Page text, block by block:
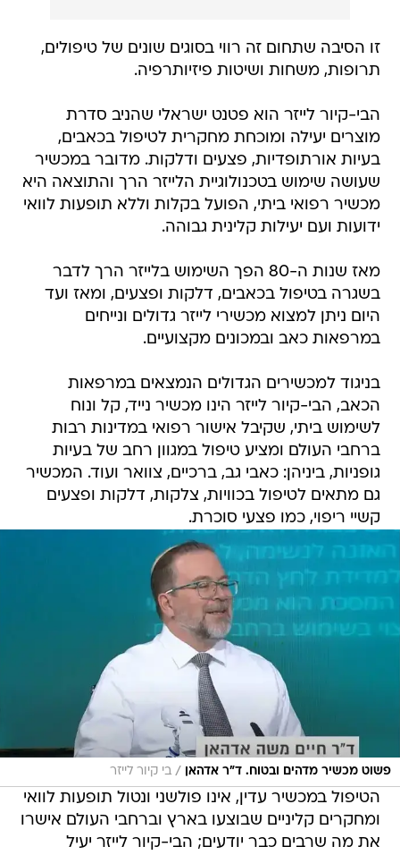
זו הסיבה שתחום זה רווי בסוגים שונים של טיפולים,
תרופות, משחות ושיטות פיזיותרפיה.
הבי-קיור לייזר הוא פטנט ישראלי שהניב סדרת
מוצרים יעילה ומוכחת מחקרית לטיפול בכאבים,
בעיות אורתופדיות, פצעים ודלקות. מדובר במכשיר
שעושה שימוש בטכנולוגיית הלייזר הרך והתוצאה היא
מכשיר רפואי ביתי, הפועל בקלות וללא תופעות לוואי
ידועות ועם יעילות קלינית גבוהה.
מאז שנות ה-80 הפך השימוש בלייזר הרך לדבר
בשגרה בטיפול בכאבים, דלקות ופצעים, ומאז ועד
היום ניתן למצוא מכשירי לייזר גדולים ונייחים
במרפאות כאב ובמכונים מקצועיים.
בניגוד למכשירים הגדולים הנמצאים במרפאות
הכאב, הבי-קיור לייזר הינו מכשיר נייד, קל ונוח
לשימוש ביתי, שקיבל אישור רפואי במדינות רבות
ברחבי העולם ומציע טיפול במגוון רחב של בעיות
גופניות, ביניהן: כאבי גב, ברכיים, צוואר ועוד. המכשיר
גם מתאים לטיפול בכוויות, צלקות, דלקות ופצעים
קשיי ריפוי, כמו פצעי סוכרת.
פשוט מכשיר מדהים ובטוח. ד"ר אדהאן / בי קיור לייזר
הטיפול במכשיר עדין, אינו פולשני ונטול תופעות לוואי
ומחקרים קליניים שבוצעו בארץ וברחבי העולם אישרו
את מה שרבים כבר יודעים; הבי-קיור לייזר יעיל